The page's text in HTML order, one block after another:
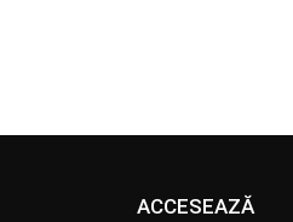
ACCESEAZĂ